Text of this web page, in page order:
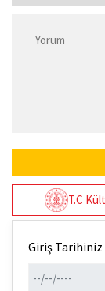
T.C
Giriş Tarihiniz